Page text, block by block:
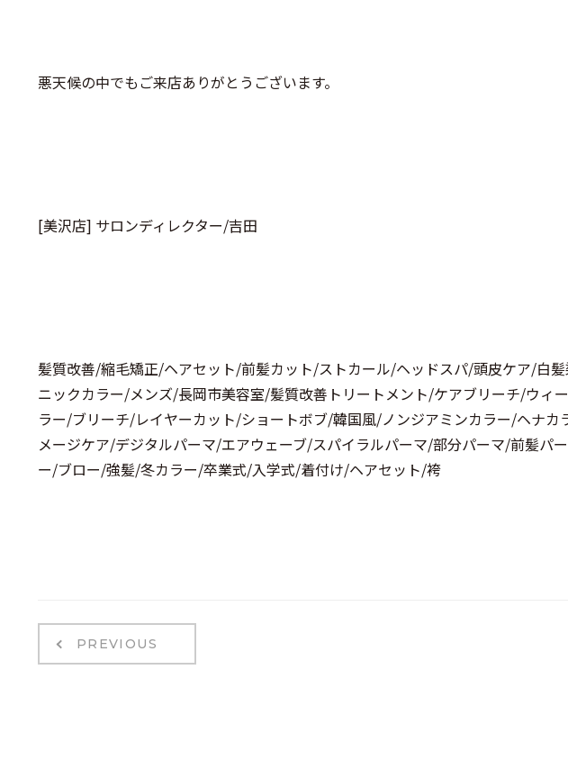
悪天候の中でもご来店ありがとうございます。
[美沢店] サロンディレクター/吉田
髪質改善/縮毛矯正/ヘアセット/前髪カット/ストカール/ヘッドスパ/頭皮ケア/白
ニックカラー/メンズ/長岡市美容室/髪質改善トリートメント/ケアブリーチ/ウィ
ラー/ブリーチ/レイヤーカット/ショートボブ/韓国風/ノンジアミンカラー/ヘナ
メージケア/デジタルパーマ/エアウェーブ/スパイラルパーマ/部分パーマ/前髪パ
ー/ブロー/強髪/冬カラー/卒業式/入学式/着付け/ヘアセット/袴
PREVIOUS